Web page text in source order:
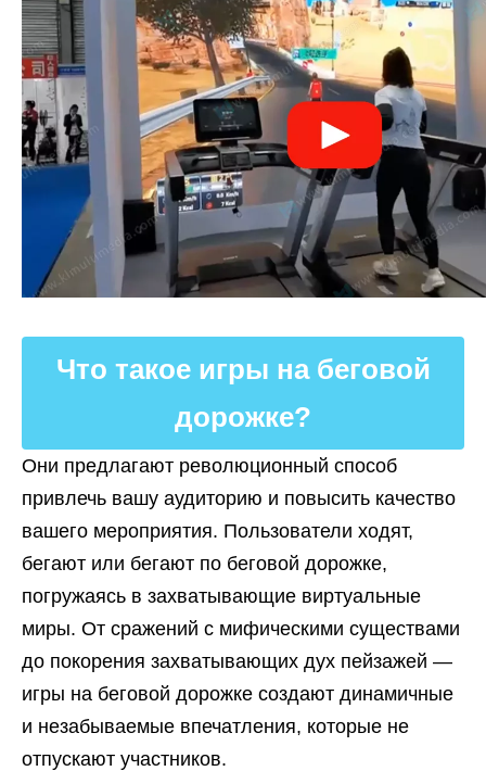
Что такое игры на беговой
дорожке?
Они предлагают революционный способ
привлечь вашу аудиторию и повысить качество
вашего мероприятия. Пользователи ходят,
бегают или бегают по беговой дорожке,
погружаясь в захватывающие виртуальные
миры. От сражений с мифическими существами
до покорения захватывающих дух пейзажей —
игры на беговой дорожке создают динамичные
и незабываемые впечатления, которые не
отпускают участников.